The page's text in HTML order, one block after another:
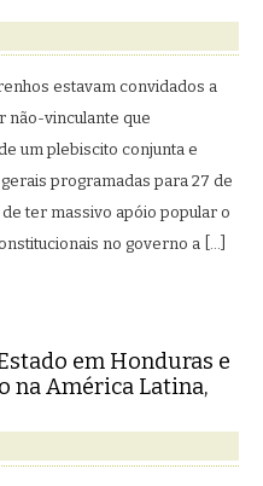
estavam convidados a
não-vinculante que
um plebiscito conjunta e
programadas para 27 de
ter massivo apóio popular o
no governo a […]
em Honduras e
na América Latina,